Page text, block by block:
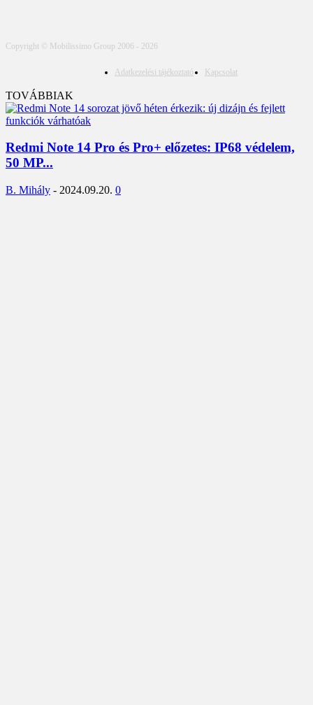
Copyright © Mobilissimo Group 2006 - 2026
Adatkezelési tájékoztató Kapcsolat
TOVÁBBIAK
Redmi Note 14 Pro és Pro+ előzetes: IP68 védelem,
50 MP...
B. Mihály - 2024.09.20. 0